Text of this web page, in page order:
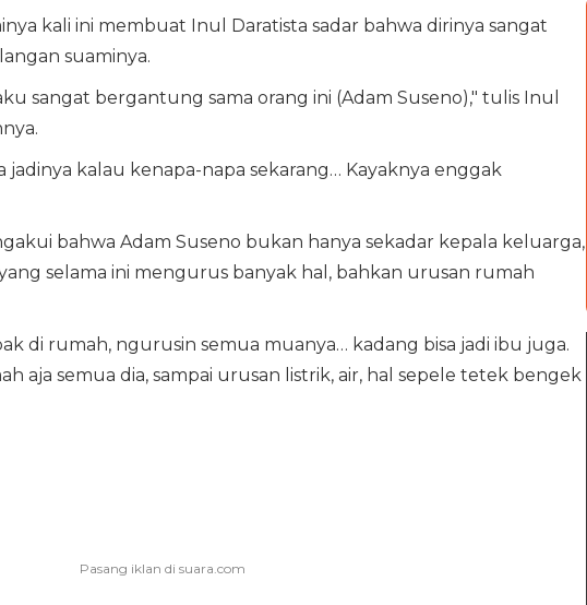
kali ini membuat Inul Daratista sadar bahwa dirinya sangat
suaminya.
sangat bergantung sama orang ini (Adam Suseno)," tulis Inul
jadinya kalau kenapa-napa sekarang… Kayaknya enggak
bahwa Adam Suseno bukan hanya sekadar kepala keluarga,
selama ini mengurus banyak hal, bahkan urusan rumah
di rumah, ngurusin semua muanya… kadang bisa jadi ibu juga.
aja semua dia, sampai urusan listrik, air, hal sepele tetek bengek